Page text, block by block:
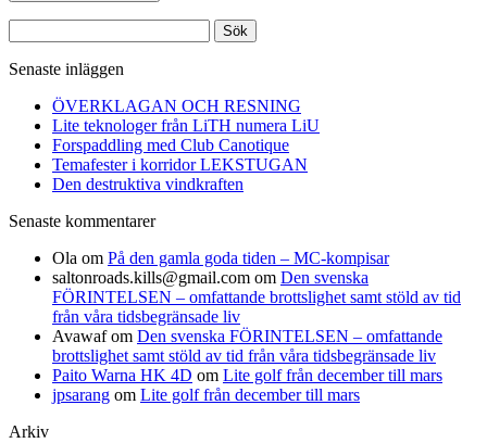
efter:
Senaste inläggen
ÖVERKLAGAN OCH RESNING
Lite teknologer från LiTH numera LiU
Forspaddling med Club Canotique
Temafester i korridor LEKSTUGAN
Den destruktiva vindkraften
Senaste kommentarer
Ola om På den gamla goda tiden – MC-kompisar
saltonroads.kills@gmail.com om Den svenska
FÖRINTELSEN – omfattande brottslighet samt stöld av tid
från våra tidsbegränsade liv
Avawafom Den svenska FÖRINTELSEN – omfattande
brottslighet samt stöld av tid från våra tidsbegränsade liv
Paito Warna HK 4D om Lite golf från december till mars
jpsarang om Lite golf från december till mars
Arkiv